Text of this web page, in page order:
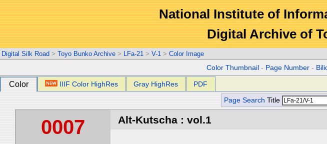
National Institute of
Digital Archive of
Digital Silk Road > Toyo Bunko Archive > LFa-21 > V-1 > Color Image
Color Thumbnail - Page Number -
Color IIIF Color HighRes Gray HighRes PDF
Page Search Title
0007 Alt-Kutscha : vol.1